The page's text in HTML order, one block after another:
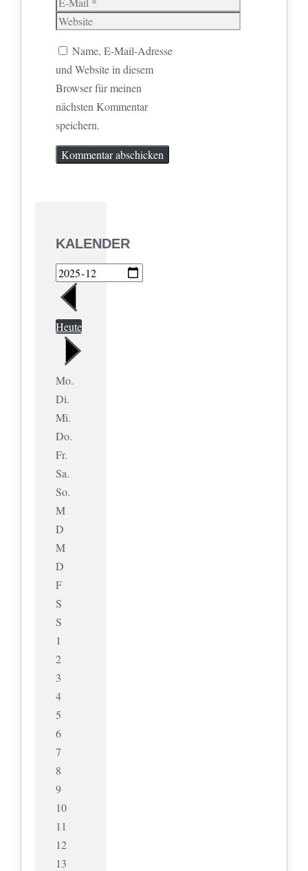
Mail
Website
Name, E-Mail-Adresse
und Website in diesem
Browser für meinen
nächsten Kommentar
speichern.
KALENDER
Heute
Mo.
Di.
Mi.
Do.
Fr.
Sa.
So.
M
D
M
D
F
S
S
1
2
3
4
5
6
7
8
9
10
11
12
13